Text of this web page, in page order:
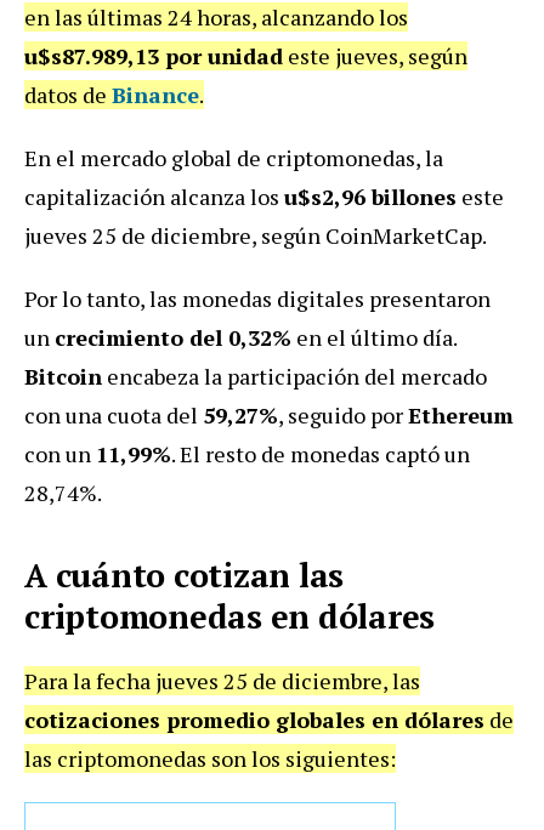
en las últimas 24 horas, alcanzando los
u$s87.989,13 por unidad este jueves, según
datos de Binance.
En el mercado global de criptomonedas, la
capitalización alcanza los u$s2,96 billones este
jueves 25 de diciembre, según CoinMarketCap.
Por lo tanto, las monedas digitales presentaron
un crecimiento del 0,32% en el último día.
Bitcoin encabeza la participación del mercado
con una cuota del 59,27%, seguido porEthereum
con un 11,99%. El resto de monedas captó un
28,74%.
A cuánto cotizan las
criptomonedas en dólares
Para la fecha jueves 25 de diciembre, las
cotizaciones promedio globales en dólares de
las criptomonedas son los siguientes: